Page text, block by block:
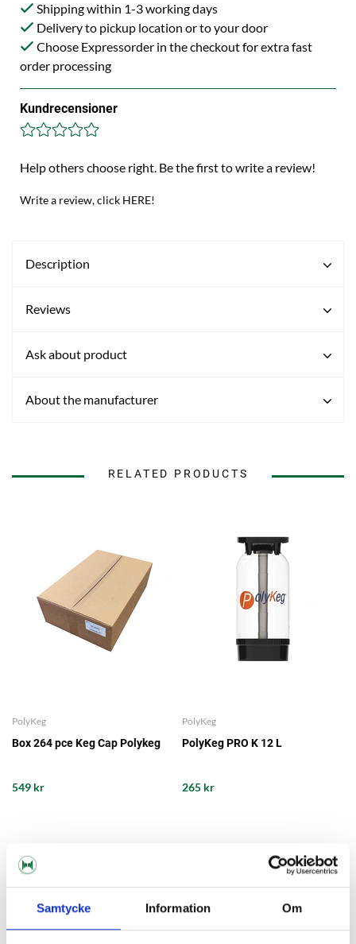
Samtycke Information Om
Shipping within 1-3 working days
Delivery to pickup location or to your door
Choose Expressorder in the checkout for extra fast
order processing
Kundrecensioner
Help others choose right. Be the first to write a review!
Write a review, click HERE!
Description
Reviews
Ask about product
About the manufacturer
RELATED PRODUCTS
PolyKeg
Box 264 pce Keg Cap Polykeg
549 kr
PolyKeg
PolyKeg PRO K 12 L
265 kr